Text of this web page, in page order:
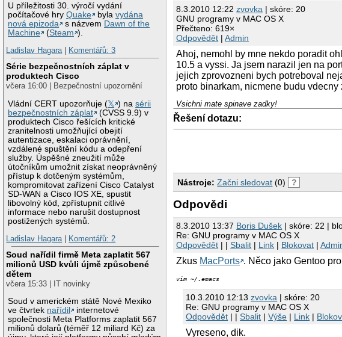
U příležitosti 30. výročí vydání
počítačové hryQuake bylavydána
nová epizoda
s názvem Dawn of the
Machine
(Steam ).
Ladislav Hagara| Komentářů: 3
Série bezpečnostních záplat v
produktech Cisco
včera 16:00 | Bezpečnostní upozornění
Vládní CERT upozorňuje (𝕏 ) nasérii
bezpečnostních záplat
(CVSS 9.9) v
produktech Cisco řešících kritické
zranitelnosti umožňující obejití
autentizace, eskalaci oprávnění,
vzdálené spuštění kódu a odepření
služby. Úspěšné zneužití může
útočníkům umožnit získat neoprávněný
přístup k dotčeným systémům,
kompromitovat zařízení Cisco Catalyst
SD-WAN a Cisco IOS XE, spustit
libovolný kód, zpřístupnit citlivé
informace nebo narušit dostupnost
postižených systémů.
Ladislav Hagara| Komentářů: 2
Soud nařídil firmě Meta zaplatit 567
milionů USD kvůli újmě způsobené
dětem
včera 15:33 | IT novinky
Soud v americkém státě Nové Mexiko
ve čtvrtek nařídil
internetové
společnosti Meta Platforms zaplatit 567
milionů dolarů (téměř 12 miliard Kč) za
8.3.2010 12:22zvovka | skóre: 20
GNU programy v MAC OS X
Přečteno: 619×
Odpovědět |Admin
Ahoj, nemohl by mne nekdo poradit
10.5 a vyssi. Ja jsem narazil jen na
jejich zprovozneni bych potreboval
proto binarkam, nicmene budu vdecny
Vsichni mate spinave zadky!
Řešení dotazu:
Nástroje: Začni sledovat (0) ?
Odpovědi
8.3.2010 13:37 Boris Dušek | skóre: 22 |
Re: GNU programy v MAC OS X
Odpovědět | |Sbalit | Link | Blokovat |
Zkus MacPorts . Něco jako Gentoo
vim ~/.emacs
10.3.2010 12:13zvovka | skóre: 20
Re: GNU programy v MAC OS X
Odpovědět | |Sbalit |Výše | Link |
Vyreseno, dik.